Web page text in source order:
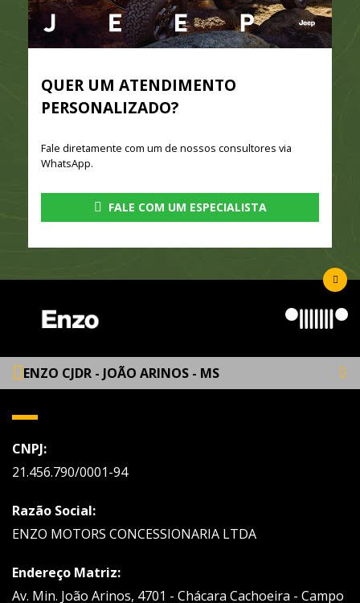
QUER UM ATENDIMENTO
PERSONALIZADO?
Fale diretamente com um de nossos consultores via
WhatsApp.
FALE COM UM ESPECIALISTA
ENZO CJDR - JOÃO ARINOS - MS
CNPJ:
21.456.790/0001-94
Razão Social:
ENZO MOTORS CONCESSIONARIA LTDA
Endereço Matriz:
Av. Min. João Arinos, 4701 - Chácara Cachoeira - Campo